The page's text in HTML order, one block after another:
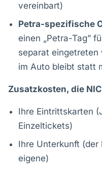
vereinbart)
Petra-spezifische
einen „Petra-Tag”
separat eingetreten
im Auto bleibt statt
Zusatzkosten, die
Ihre Eintrittskarten
Einzeltickets)
Ihre Unterkunft (der
eigene)